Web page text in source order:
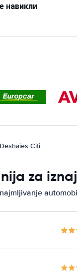
навикли
Citi
za